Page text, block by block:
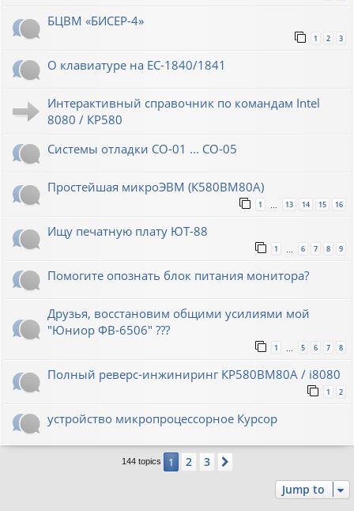
БЦВМ «БИСЕР-4»
1 2 3
О клавиатуре на ЕС-1840/1841
Интерактивный справочник по командам Intel
8080 / КР580
Системы отладки СО-01 ... СО-05
Простейшая микроЭВМ (К580ВМ80А)
1 13 14 15 16
Ищу печатную плату ЮТ-88
1 6 7 8 9
Помогите опознать блок питания монитора?
Друзья, восстановим общими усилиями мой
"Юниор ФВ-6506" ???
1 … 5 6 7 8
Полный реверс-инжиниринг КР580ВМ80А / i8080
1 2
устройство микропроцессорное Курсор
144 topics 1 2 3
Jump to